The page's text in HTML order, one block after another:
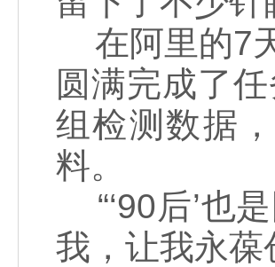
在阿里的7
圆满完成了
组检测数据
料。
“‘90后’也
我，让我永葆